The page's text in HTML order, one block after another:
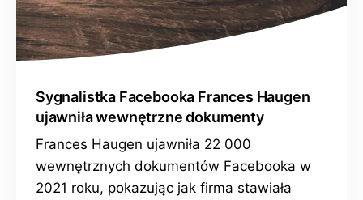
Sygnalistka Facebooka Frances Haugen
ujawniła wewnętrzne dokumenty
Frances Haugen ujawniła 22 000
wewnętrznych dokumentów Facebooka w
2021 roku, pokazując jak firma stawiała